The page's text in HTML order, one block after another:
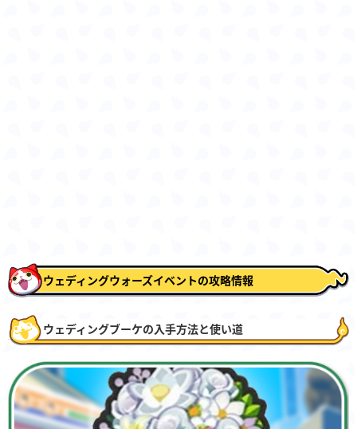
ウェディングウォーズイベントの攻略情報
ウェディングブーケの入手方法と使い道